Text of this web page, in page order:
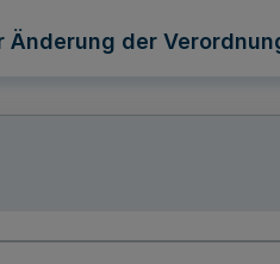
Änderung der